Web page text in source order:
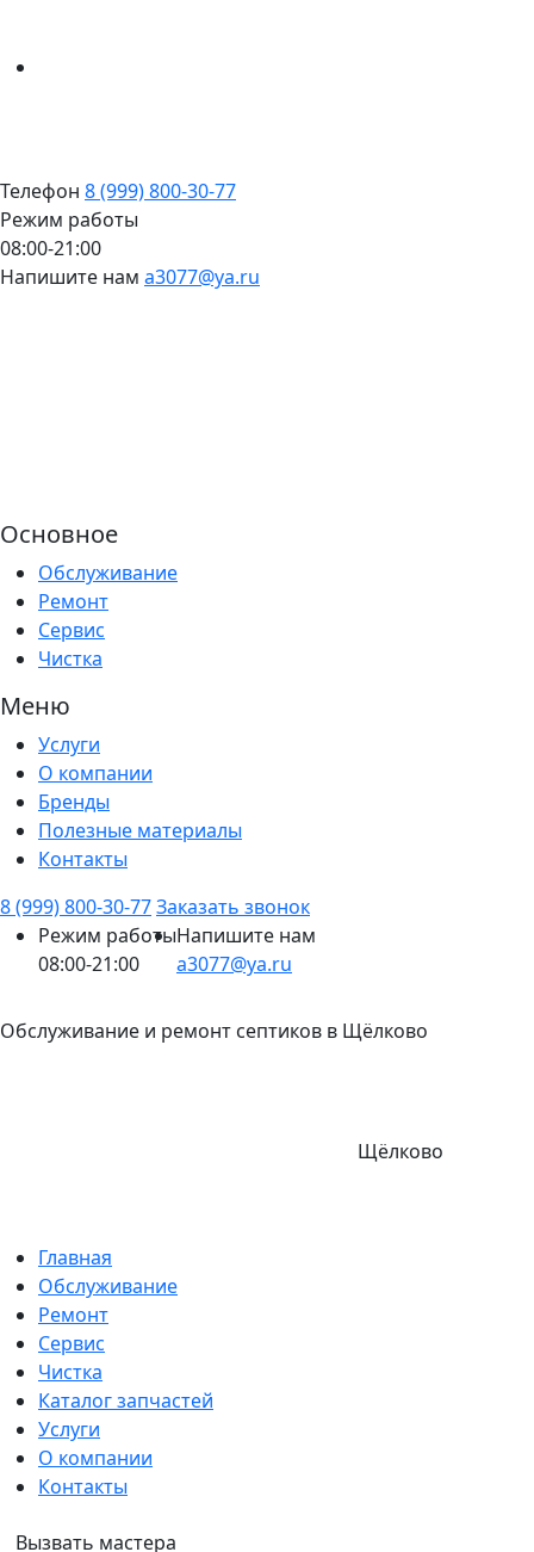
Телефон 8 (999) 800-30-77
Режим работы
08:00-21:00
Напишите нам a3077@ya.ru
Основное
Обслуживание
Ремонт
Сервис
Чистка
Меню
Услуги
О компании
Бренды
Полезные материалы
Контакты
8 (999) 800-30-77Заказать звонок
Режим работы
08:00-21:00
Напишите нам
a3077@ya.ru
Обслуживание и ремонт септиков в Щёлково
Щёлково
Главная
Обслуживание
Ремонт
Сервис
Чистка
Каталог запчастей
Услуги
О компании
Контакты
Вызвать мастера